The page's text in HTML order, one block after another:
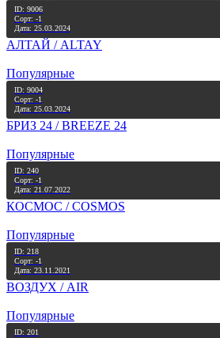
ID: 9006
Сорт: -1
Дата: 25.03.2024
АЛТАЙ / ALTAY
Популярные
ID: 9004
Сорт: -1
Дата: 25.03.2024
БРИЗ 24 / BREEZE 24
Популярные
ID: 240
Сорт: -1
Дата: 21.07.2022
КОСМОС / COSMOS
Популярные
ID: 218
Сорт: -1
Дата: 23.11.2021
ВОЗДУХ / AIR
Популярные
ID: 201